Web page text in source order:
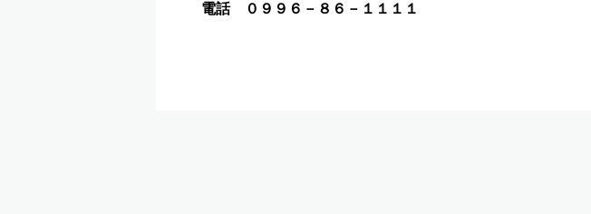
電話 ０９９６－８６－１１１１